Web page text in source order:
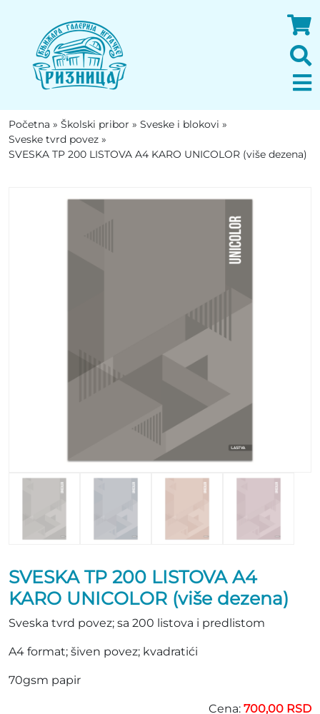
Početna » Školski pribor » Sveske i blokovi »
Sveske tvrd povez »
SVESKA TP 200 LISTOVA A4 KARO UNICOLOR (više dezena)
SVESKA TP 200 LISTOVA A4
KARO UNICOLOR (više dezena)
Sveska tvrd povez; sa 200 listova i predlistom
A4 format; šiven povez; kvadratići
70gsm papir
Cena: 700,00 RSD